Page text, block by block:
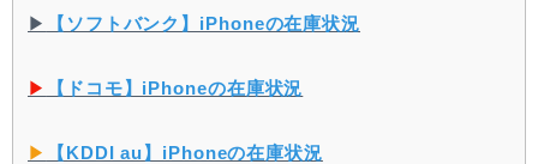
▶︎ 【ソフトバンク】iPhoneの在庫状況
▶︎ 【ドコモ】iPhoneの在庫状況
▶︎ 【KDDI au】iPhoneの在庫状況